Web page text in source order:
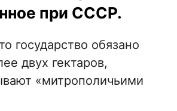
при СССР.
государство обязано
двух гектаров,
«митрополичьими